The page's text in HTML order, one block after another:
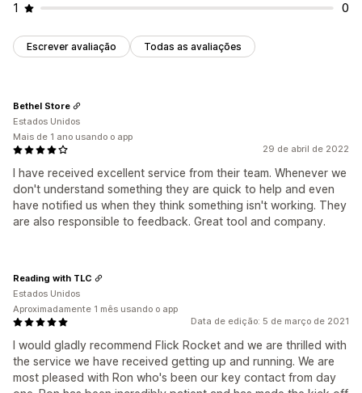
1
0
Escrever avaliação Todas as avaliações
29 de abril de 2022
I have received excellent service from their team. Whenever we
don't understand something they are quick to help and even
have notified us when they think something isn't working. They
are also responsible to feedback. Great tool and company.
Bethel Store
Estados Unidos
Mais de 1 ano usando o app
Data de edição: 5 de março de 2021
I would gladly recommend Flick Rocket and we are thrilled with
the service we have received getting up and running. We are
most pleased with Ron who's been our key contact from day
Reading with TLC
Estados Unidos
Aproximadamente 1 mês usando o app